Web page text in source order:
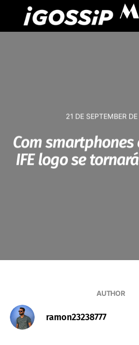
M
21 DE SEPTEMBER
Com smartphones
IFE logo se
AUTHOR
ramon23238777